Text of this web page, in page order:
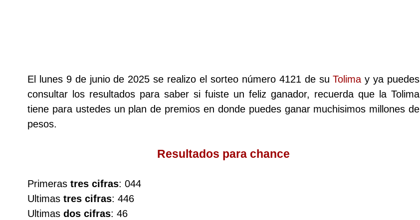
Antioqueñita Día
Antioqueñita Tarde
Astro Luna
Cafeterito Tarde
El lunes 9 de junio de 2025 se realizo el sorteo número 4121 de suTolima y ya puedes
consultar los resultados para saber si fuiste un feliz ganador, recuerda que la Tolima
tiene para ustedes un plan de premios en donde puedes ganar muchisimos millones de
pesos.
Resultados para chance
Primeras tres cifras: 044
Ultimas tres cifras: 446
Ultimas dos cifras: 46